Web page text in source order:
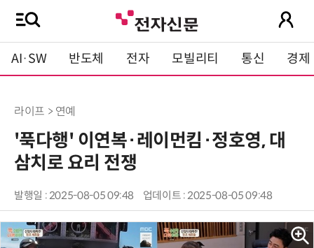
AI·SW 반도체 전자 모빌리티 통신 경제
라이프 > 연예
'푹다행' 이연복·레이먼킴·정호영, 대
삼치로 요리 전쟁
발행일 : 2025-08-05 09:48 업데이트 : 2025-08-05 09:48